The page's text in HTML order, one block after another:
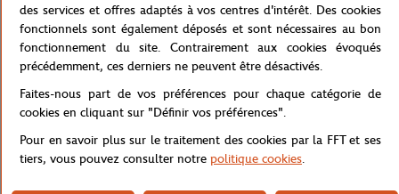
Livraison et retours
Accueil Boutique Concession DUO POIGNET RORY-339
des services et offres adaptés à vos centres d'intérêt. Des cookies
fonctionnels sont également déposés et sont nécessaires au bon
fonctionnement du site. Contrairement aux cookies évoqués
précédemment, ces derniers ne peuvent être désactivés.
Faites-nous part de vos préférences pour chaque catégorie de
cookies en cliquant sur "Définir vos préférences".
Pour en savoir plus sur le traitement des cookies par la FFT et ses
tiers, vous pouvez consulter notre politique cookies.